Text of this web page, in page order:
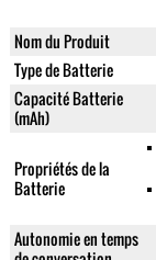
Nom du Produit
Type de Batterie
Capacité Batterie
(mAh)
Propriétés de la
Batterie
Autonomie en temps